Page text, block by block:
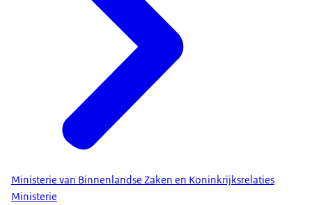
Ministerie van Binnenlandse Zaken en Koninkrijksrelaties
Ministerie